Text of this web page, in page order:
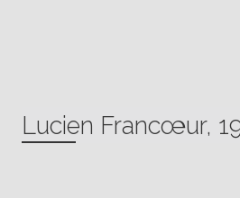
Lucien Francœur,